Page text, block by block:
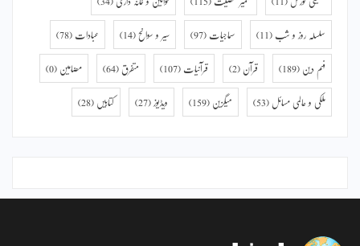
سلسلہ روز و شب (11) سماجیات (97) سیر و سوانح (14) عبادات (78)
فہم دین (189) قرآن (2) قرآنیات (107) متفرق (64) مضامین (0)
ملکی و عالمی مسائل (53) میگزین (159) ویڈیوز (27) کتابیں (28)